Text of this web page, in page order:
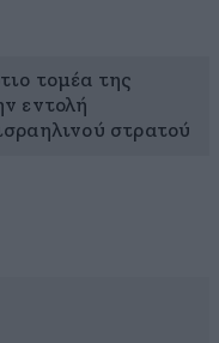
τομέα της
εντολή
στρατού